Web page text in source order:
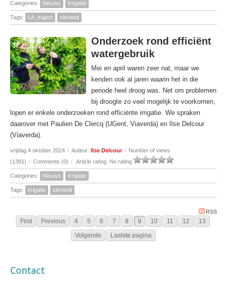
Categories: Nieuws Irrigatie
Tags: LA_traject sierteelt
Onderzoek rond efficiënt
watergebruik
Mei en april waren zeer nat, maar we
kenden ook al jaren waarin het in die
periode heel droog was. Net om problemen
bij droogte zo veel mogelijk te voorkomen,
lopen er enkele onderzoeken rond efficiënte irrigatie. We spraken
daarover met Paulien De Clercq (UGent, Viaverda) en Ilse Delcour
(Viaverda).
vrijdag 4 oktober 2024 / Auteur: Ilse Delcour / Number of views
(1391) / Comments (0) / Article rating: No rating
Categories: Nieuws Irrigatie
Tags: irrigatie sierteelt
RSS
First Previous 4 5 6 7 8 9 10 11 12
13
Volgende
Laatste pagina
Contact